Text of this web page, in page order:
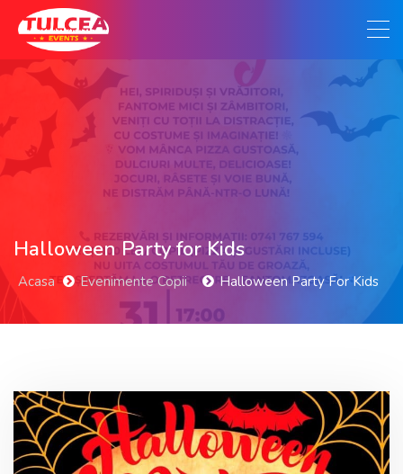
Halloween Party for Kids
Acasa Evenimente Copii Halloween Party For Kids